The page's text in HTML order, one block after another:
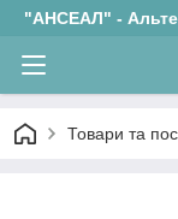
"АНСЕАЛ" -
Товари та